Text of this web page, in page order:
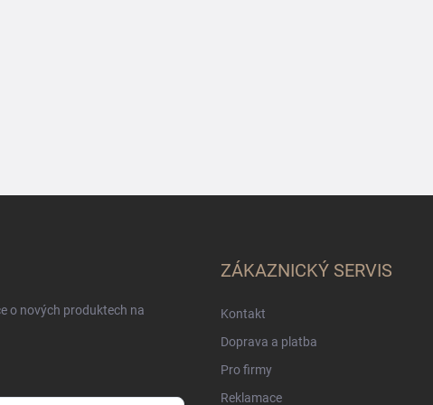
o nových produktech na
ZÁKAZNICKÝ SERVIS
Kontakt
Doprava a platba
Pro firmy
Reklamace